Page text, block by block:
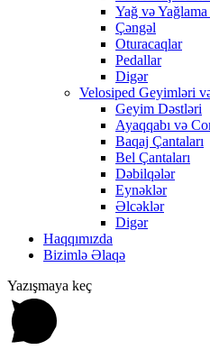
Yağ və Yağlama
Çəngəl
Oturacaqlar
Pedallar
Digər
Velosiped Geyimləri
Geyim Dəstləri
Ayaqqabı və
Baqaj Çantaları
Bel Çantaları
Dəbilqələr
Eynəklər
Əlcəklər
Digər
Haqqımızda
Bizimlə Əlaqə
Yazışmaya keç